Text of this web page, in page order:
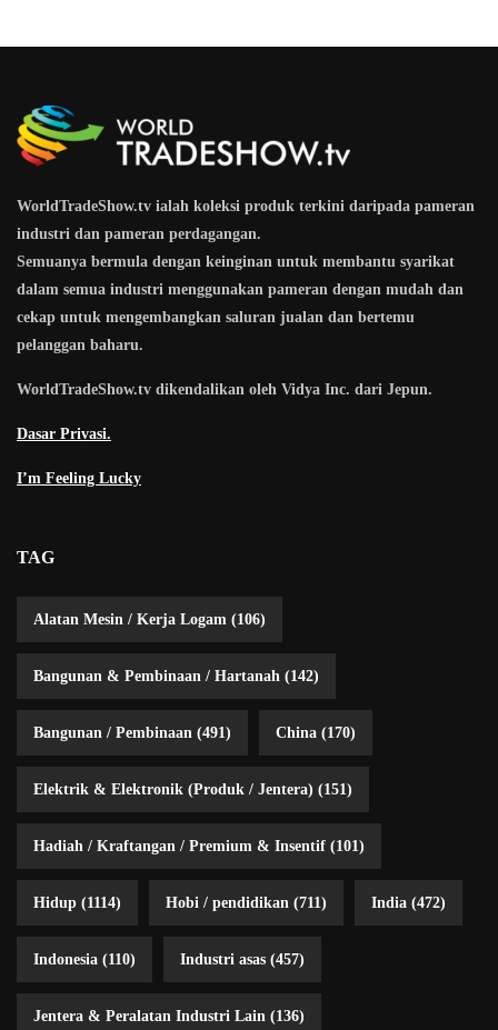
WorldTradeShow.tv ialah koleksi produk terkini daripada pameran
industri dan pameran perdagangan.
Semuanya bermula dengan keinginan untuk membantu syarikat
dalam semua industri menggunakan pameran dengan mudah dan
cekap untuk mengembangkan saluran jualan dan bertemu
pelanggan baharu.
WorldTradeShow.tv dikendalikan oleh Vidya Inc. dari Jepun.
Dasar Privasi.
I’m Feeling Lucky
TAG
Alatan Mesin / Kerja Logam (106)
Bangunan & Pembinaan / Hartanah (142)
Bangunan / Pembinaan (491) China (170)
Elektrik & Elektronik (Produk / Jentera) (151)
Hadiah / Kraftangan / Premium & Insentif (101)
Hidup (1114) Hobi / pendidikan (711) India (472)
Indonesia (110) Industri asas (457)
Jentera & Peralatan Industri Lain (136)